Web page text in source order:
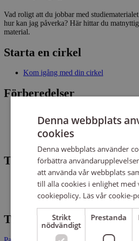
Vad roligt att du jobbar med
hur kan jag påverka? Här hittar du
material.
Starta en cirkel
Kom igång med din cirkel
Förberedelser
sociala och kulturella rättigheter
Regeringens sida om ekonomiska,
rättigheter
Träff 1
Vad är ESK-rättigheter?
Samtalskort mänskliga rättigheter
Träff 3
Denna webbplats
cookies
Denna webbplats använder
förbättra
att använda vår webbplats
till alla cookies i enlighet med
cookiepolicy. Läs vår cookie-
Strikt
nödvändigt
Prestanda